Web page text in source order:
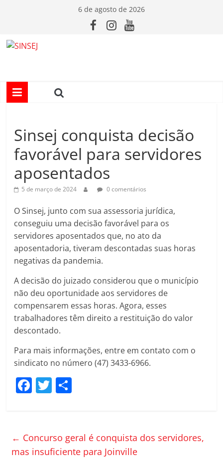
conteúdo
6 de agosto de 2026
I
S
E
Sinsej conquista decisão
favorável para servidores
aposentados
5 de março de 2024 0 comentários
O Sinsej, junto com sua assessoria jurídica,
conseguiu uma decisão favorável para os
servidores aposentados que, no ato da
aposentadoria, tiveram descontadas suas horas
negativas da pandemia.
A decisão do juizado considerou que o município
não deu oportunidade aos servidores de
compensarem essas horas. Agora, esses
trabalhadores têm direito a restituição do valor
descontado.
Para mais informações, entre em contato com o
sindicato no número (47) 3433-6966.
F
e
b
T
er p
ar
← Concurso geral é conquista dos servidores,
mas insuficiente para Joinville